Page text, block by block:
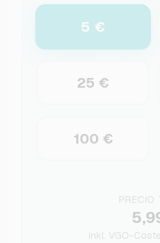
5 €
25 €
100 €
PRECIO
inkl. VGO-